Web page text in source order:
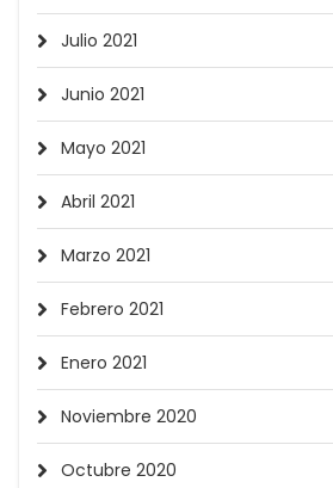
Julio 2021
Junio 2021
Mayo 2021
Abril 2021
Marzo 2021
Febrero 2021
Enero 2021
Noviembre 2020
Octubre 2020